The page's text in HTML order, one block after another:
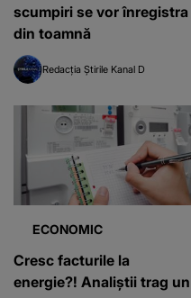
scumpiri se vor înregistra
din toamnă
Redacția Știrile Kanal D
ECONOMIC
Cresc facturile la
energie?! Analiștii trag un